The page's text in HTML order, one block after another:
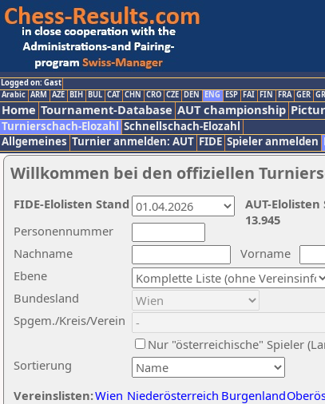
Logged on: Gast
Arabic ARM AZE BIH BUL CAT CHN CRO CZE DEN ENG ESP FAI FIN FRA GER
Home Tournament-Database AUT championship
Turnierschach-Elozahl Schnellschach-Elozahl
Allgemeines Turnier anmelden: AUT FIDE Spieler anmelden
Willkommen bei den offiziellen
Nachname
Vorname
Ebene
Sortierung
Personennummer
Bundesland
Spgem./Kreis/Verein
Nur "österreichische" Spieler
Vereinslisten:Wien Niederösterreich Burgenland
AUT-
13.945
FIDE-Elolisten Stand